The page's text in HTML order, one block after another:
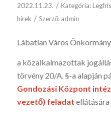
2022.11.23. / Kategória:
hírek / Szerző: admin
Lábatlan Város
a közalkalmazottak
törvény 20/A. §-a alapján
Gondozási Központ
vezető) feladat ellátására